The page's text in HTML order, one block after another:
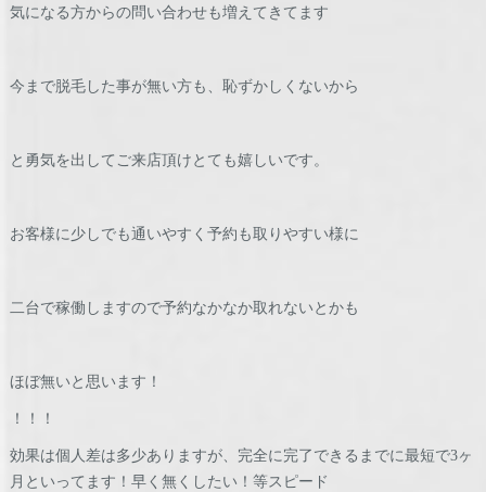
気になる方からの問い合わせも増えてきてます
今まで脱毛した事が無い方も、恥ずかしくないから
と勇気を出してご来店頂けとても嬉しいです。
お客様に少しでも通いやすく予約も取りやすい様に
二台で稼働しますので予約なかなか取れないとかも
ほぼ無いと思います！
！！！
効果は個人差は多少ありますが、完全に完了できるまでに最短で3ヶ
月といってます！早く無くしたい！等スピード